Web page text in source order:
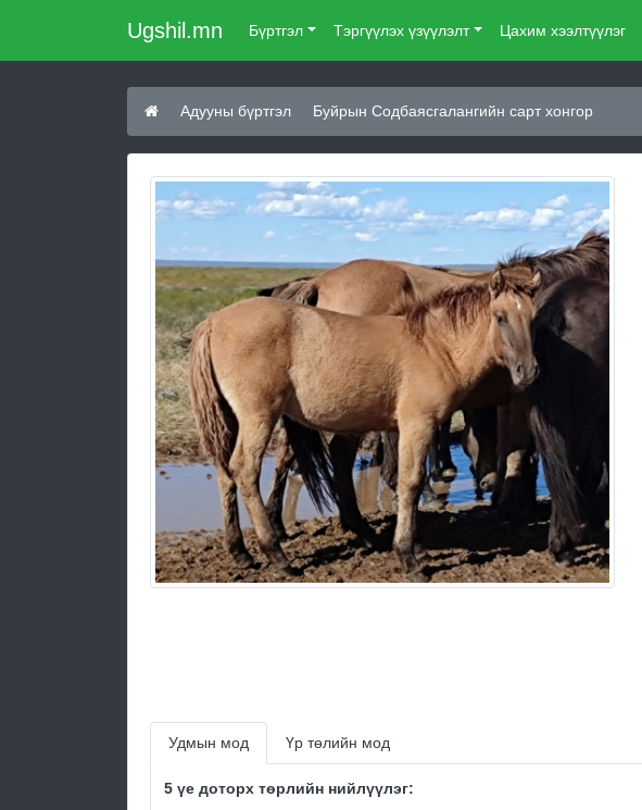
Ugshil.mn Бүртгэл Тэргүүлэх үзүүлэлт Цахим хээлтүүлэг
Адууны бүртгэл Буйрын Содбаясгалангийн сарт хонгор
Удмын мод Үр төлийн мод
5 үе доторх төрлийн нийлүүлэг: